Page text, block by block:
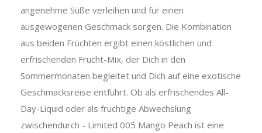
angenehme Süße verleihen und für einen
ausgewogenen Geschmack sorgen. Die Kombination
aus beiden Früchten ergibt einen köstlichen und
erfrischenden Frucht-Mix, der Dich in den
Sommermonaten begleitet und Dich auf eine exotische
Geschmacksreise entführt. Ob als erfrischendes All-
Day-Liquid oder als fruchtige Abwechslung
zwischendurch - Limited 005 Mango Peach ist eine